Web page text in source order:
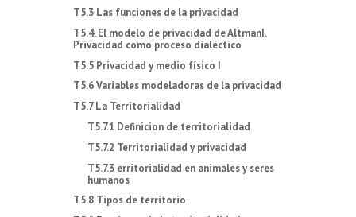
T5.3 Las funciones de la privacidad
T5.4. El modelo de privacidad de AltmanI.
Privacidad como proceso dialéctico
T5.5 Privacidad y medio físico I
T5.6 Variables modeladoras de la privacidad
T5.7 La Territorialidad
T5.7.1 Definicion de territorialidad
T5.7.2 Territorialidad y privacidad
T5.7.3 erritorialidad en animales y seres
humanos
T5.8 Tipos de territorio